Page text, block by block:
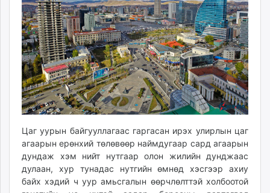
ikon.mn
mnb.mn
Livetv.mn
Eguur.mn
24tsag.mn
shuud.mn
eagle.mn
ergelt.mn
zarig.mn
today.mn
zuv.mn
mminfo.mn
ugluu.mn
Цаг уурын байгууллагаас гаргасан ирэх улирлын цаг
агаарын ерөнхий төлөвөөр наймдугаар сард агаарын
дундаж хэм нийт нутгаар олон жилийн дунджаас
дулаан, хур тунадас нутгийн өмнөд хэсгээр ахиу
байх хэдий ч уур амьсгалын өөрчлөлттэй холбоотой